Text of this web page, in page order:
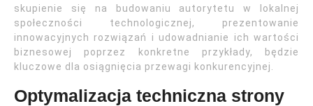
skupienie się na budowaniu autorytetu w lokalnej
społeczności technologicznej, prezentowanie
innowacyjnych rozwiązań i udowadnianie ich wartości
biznesowej poprzez konkretne przykłady, będzie
kluczowe dla osiągnięcia przewagi konkurencyjnej.
Optymalizacja techniczna strony